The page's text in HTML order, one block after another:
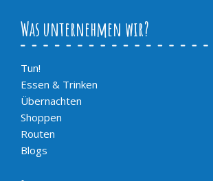
Was unternehmen wir?
Tun!
Essen & Trinken
Übernachten
Shoppen
Routen
Blogs